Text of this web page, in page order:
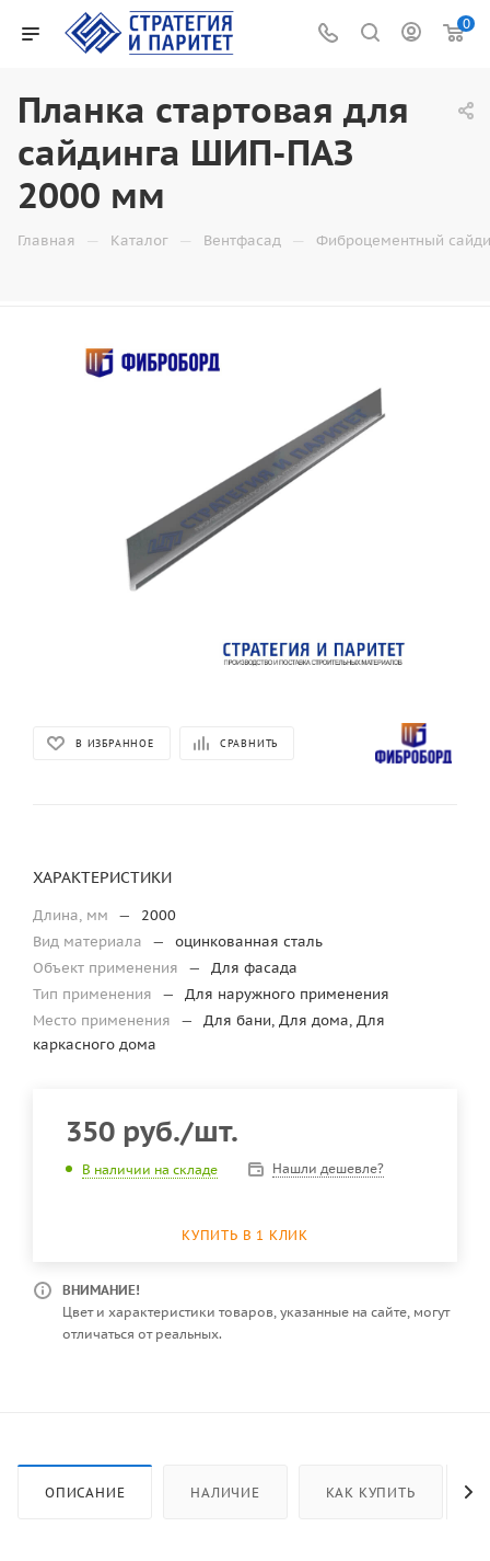
0
Планка стартовая для
сайдинга ШИП-ПАЗ
2000 мм
Главная — Каталог — Вентфасад — Фиброцементный
В ИЗБРАННОЕ СРАВНИТЬ
ХАРАКТЕРИСТИКИ
Длина, мм —
2000
Вид материала
—
оцинкованная сталь
Объект применения
—
Для фасада
Тип применения
—
Для наружного применения
Место применения
—
Для бани, Для дома, Для
каркасного дома
350 руб./шт.
В наличии на складе Нашли дешевле?
КУПИТЬ В 1 КЛИК
ВНИМАНИЕ!
Цвет и характеристики товаров, указанные на сайте, могут
отличаться от реальных.
ОПИСАНИЕ НАЛИЧИЕ КАК КУПИТЬ